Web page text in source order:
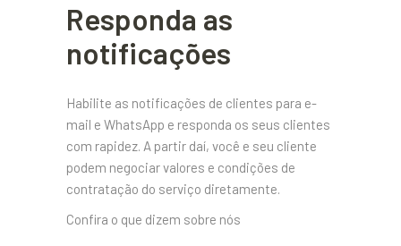
Responda as
notificações
Habilite as notificações de clientes para e-
mail e WhatsApp e responda os seus clientes
com rapidez. A partir daí, você e seu cliente
podem negociar valores e condições de
contratação do serviço diretamente.
Confira o que dizem sobre nós